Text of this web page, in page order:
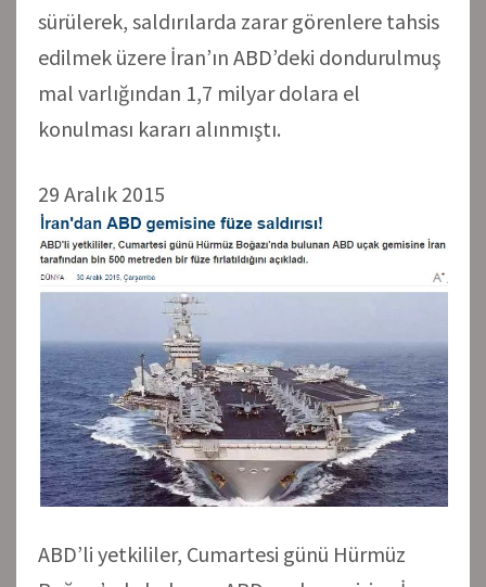
sürülerek, saldırılarda zarar görenlere tahsis
edilmek üzere İran’ın ABD’deki dondurulmuş
mal varlığından 1,7 milyar dolara el
konulması kararı alınmıştı.
29 Aralık 2015
ABD’li yetkililer, Cumartesi günü Hürmüz